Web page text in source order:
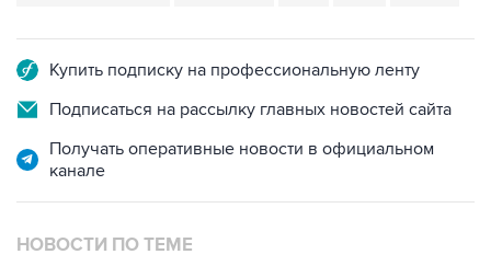
Купить подписку на профессиональную ленту
Подписаться на рассылку главных новостей сайта
Получать оперативные новости в официальном
канале
НОВОСТИ ПО ТЕМЕ